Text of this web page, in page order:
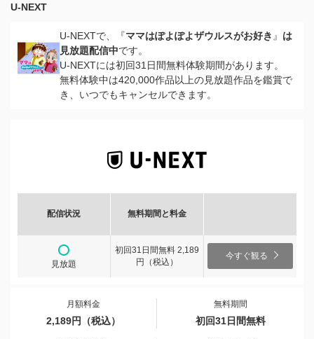
U-NEXT
U-NEXTで、『ママはぽよぽよザウルスがお好き 』 は
見放題配信中です。
U-NEXTには初回31日間無料体験期間があります。
無料体験中は420,000作品以上の見放題作品を鑑賞で
き、いつでもキャンセルできます。
配信状況 無料期間と料金
見放題
初回31日間無料 2,189
円（税込）
今すぐ観る
月額料金
2,189円（税込）
無料期間
初回31日間無料